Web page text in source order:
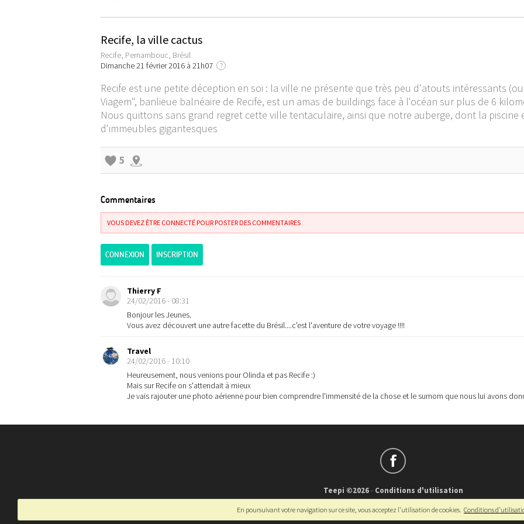
Recife, la ville cactus
Recife, Pernambouc, Brésil
Dimanche 21 février 2016 à 21h07
?
Recife est une petite déception en soi : la ville ne présente que très peu d'atouts intéressants
Viagem", banlieue balnéaire de Recife, est un amas de buildings face à l'océan sur plus de 6
Nous quittons sans grand regret cette ville tentaculaire, ainsi que notre auberge, dont la piscine
d'immeubles gigantesques
5
Commentaires
VOUS DEVEZ ÊTRE CONNECTÉ POUR POSTER DES COMMENTAIRES
CONNEXION INSCRIPTION
Thierry F
24/02/2016 - 08:31
Bonjour les Jeunes.
Vous avez découvert une autre facette du Brésil....c'est l'aventure de votre voyage !!!!
Travel
24/02/2016 - 10:10
Heureusement, nous venions pour Olinda et pas Recife :)
Mais sur Recife on s'attendait à mieux
Je vais rajouter une photo aérienne pour bien comprendre l'immensité de la chose et le surnom que nous lui avons
Teepi ©2026- Conditions d'utilisation
Français- English
En poursuivant votre navigation sur ce site, vous acceptez l'utilisation de cookies. Conditions